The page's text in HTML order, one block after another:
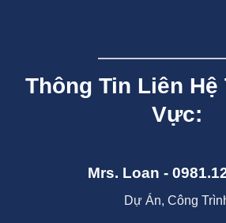
Thông Tin Liên
Vực:
Mrs. Loan -
Dự Án, Công